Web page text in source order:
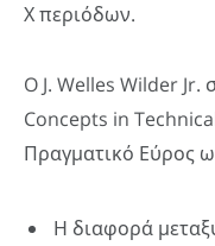
Χ περιόδων.
O J. Welles Wilder Jr.
Concepts in
Πραγματικό Εύρος
Η διαφορά